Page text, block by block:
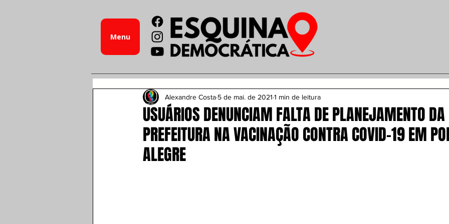
Menu
USUÁRIOS DENUNCIAM FALTA DE PLANEJAMENTO DA
PREFEITURA NA VACINAÇÃO CONTRA COVID-19 EM
ALEGRE
Alexandre Costa 5 de mai. de 2021 1 min de leitura